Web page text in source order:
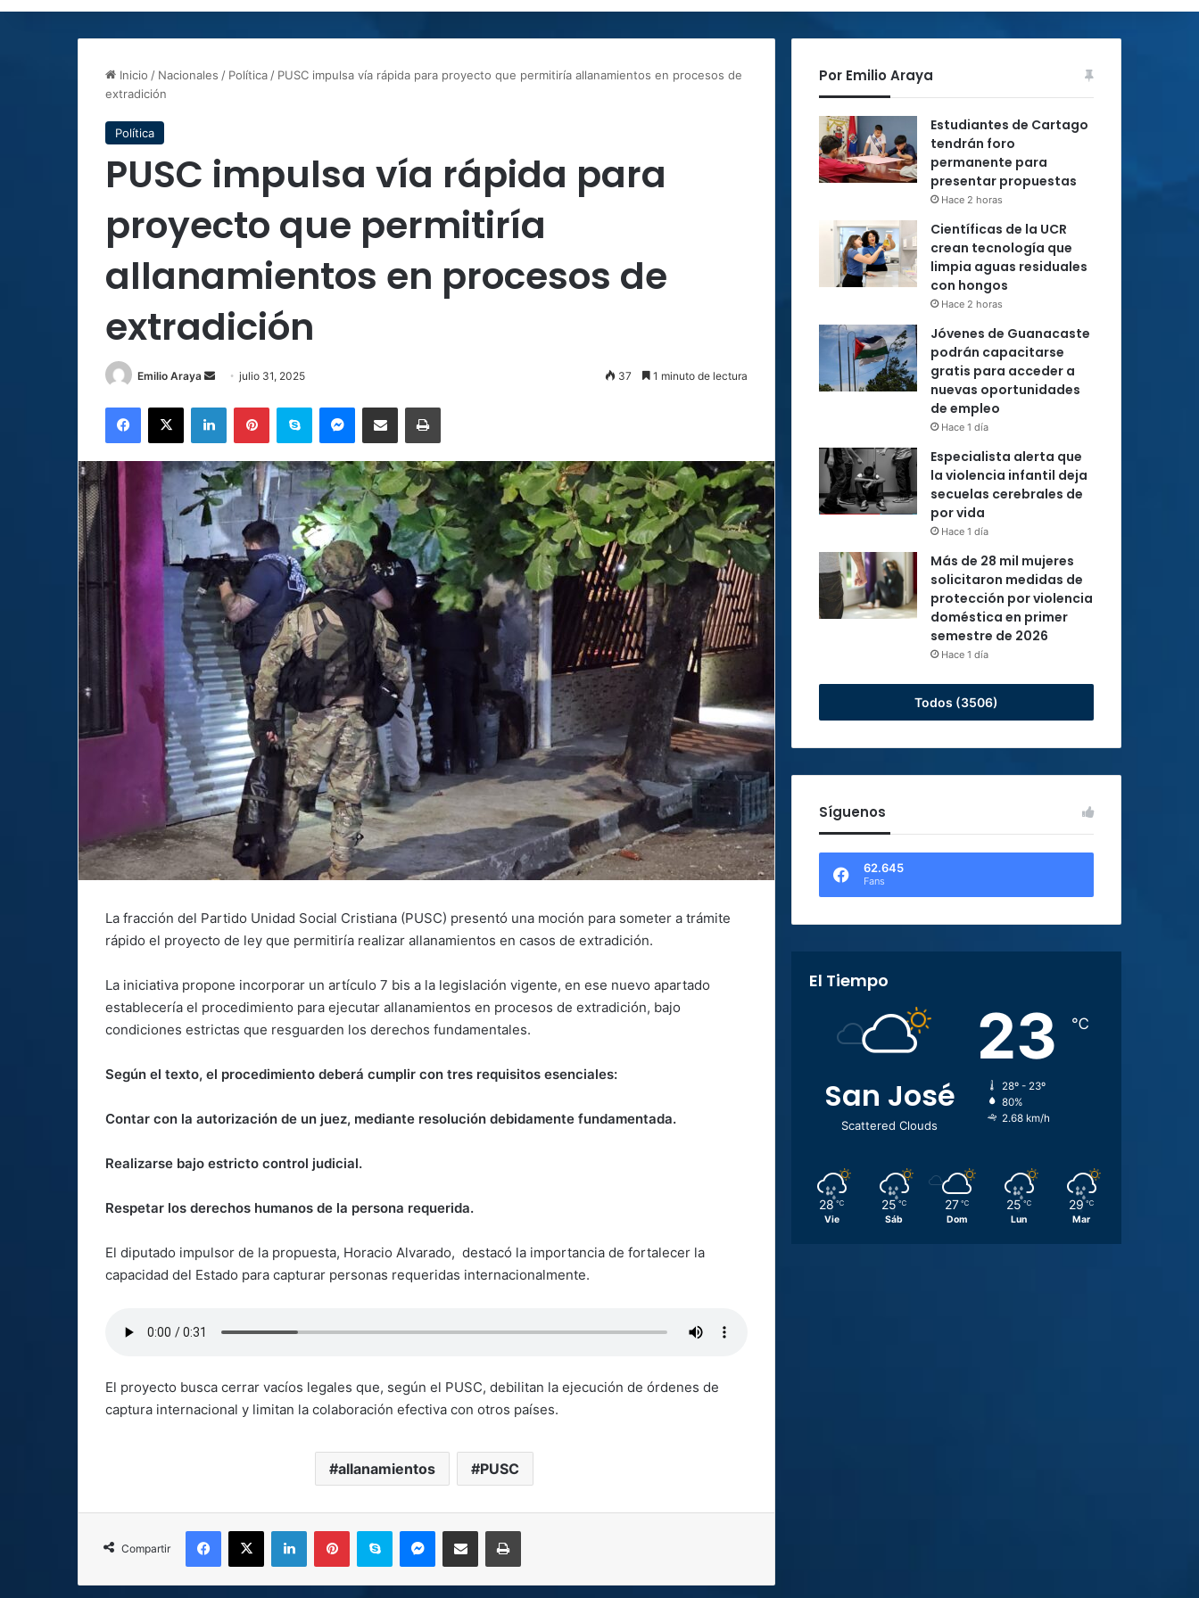
Inicio / Nacionales / Política / PUSC impulsa vía rápida para proyecto que permitiría allanamientos en procesos de
extradición
Política
PUSC impulsa vía rápida para
proyecto que permitiría
allanamientos en procesos de
extradición
Emilio Araya
Sendjulio 31, 2025 37 1 minuto de lectura
Facebook
X LinkedInPinterestSkype MessengerCompartir por correo electrónicoImprimir
La fracción del Partido Unidad Social Cristiana (PUSC) presentó una moción para someter a trámite
rápido el proyecto de ley que permitiría realizar allanamientos en casos de extradición.
La iniciativa propone incorporar un artículo 7 bis a la legislación vigente, en ese nuevo apartado
establecería el procedimiento para ejecutar allanamientos en procesos de extradición, bajo
condiciones estrictas que resguarden los derechos fundamentales.
Según el texto, el procedimiento deberá cumplir con tres requisitos esenciales:
Contar con la autorización de un juez, mediante resolución debidamente fundamentada.
Realizarse bajo estricto control judicial.
Respetar los derechos humanos de la persona requerida.
El diputado impulsor de la propuesta, Horacio Alvarado, destacó la importancia de fortalecer la
capacidad del Estado para capturar personas requeridas internacionalmente.
El proyecto busca cerrar vacíos legales que, según el PUSC, debilitan la ejecución de órdenes de
captura internacional y limitan la colaboración efectiva con otros países.
allanamientos PUSC
Compartir
Facebook
X LinkedInPinterestSkype MessengerCompartir por correo electrónicoImprimir
Por Emilio Araya
Estudiantes de Cartago
tendrán foro
permanente para
presentar propuestas
Hace 2 horas
Científicas de la UCR
crean tecnología que
limpia aguas residuales
con hongos
Hace 2 horas
Jóvenes de Guanacaste
podrán capacitarse
gratis para acceder a
nuevas oportunidades
de empleo
Hace 1 día
Especialista alerta que
la violencia infantil deja
secuelas cerebrales de
por vida
Hace 1 día
Más de 28 mil mujeres
solicitaron medidas de
protección por violencia
doméstica en primer
semestre de 2026
Hace 1 día
Todos (3506)
Síguenos
62.645
Fans
El Tiempo
San José
Scattered Clouds
23 ℃
28º - 23º
80%
2.68 km/h
28 ℃
Vie
25 ℃
Sáb
27 ℃
Dom
25 ℃
Lun
29 ℃
Mar